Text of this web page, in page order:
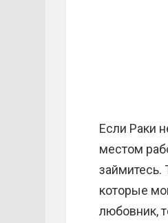
Если Раки
местом
займитесь.
которые
любовник,